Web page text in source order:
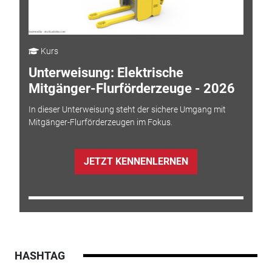
Kurs
Unterweisung: Elektrische
Mitgänger-Flurförderzeuge - 2026
In dieser Unterweisung steht der sichere Umgang mit
Mitgänger-Flurförderzeugen im Fokus.
JETZT KENNENLERNEN
HASHTAG